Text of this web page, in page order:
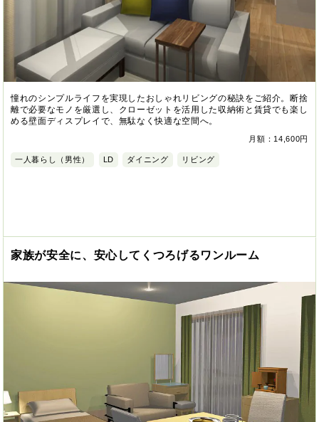
憧れのシンプルライフを実現したおしゃれリビングの秘訣をご紹介。断捨
離で必要なモノを厳選し、クローゼットを活用した収納術と賃貸でも楽し
める壁面ディスプレイで、無駄なく快適な空間へ。
月額：14,600円
一人暮らし（男性） LD ダイニング リビング
家族が安全に、安心してくつろげるワンルーム